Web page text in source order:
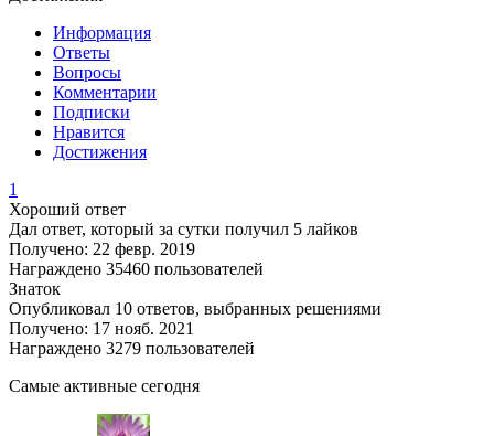
Информация
Ответы
Вопросы
Комментарии
Подписки
Нравится
Достижения
1
Хороший ответ
Дал ответ, который за сутки получил 5 лайков
Получено: 22 февр. 2019
Награждено 35460 пользователей
Знаток
Опубликовал 10 ответов, выбранных решениями
Получено: 17 нояб. 2021
Награждено 3279 пользователей
Самые активные сегодня